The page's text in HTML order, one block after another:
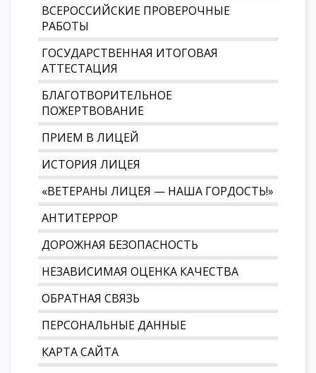
ВСЕРОССИЙСКИЕ ПРОВЕРОЧНЫЕ
РАБОТЫ
ГОСУДАРСТВЕННАЯ ИТОГОВАЯ
АТТЕСТАЦИЯ
БЛАГОТВОРИТЕЛЬНОЕ
ПОЖЕРТВОВАНИЕ
ПРИЕМ В ЛИЦЕЙ
ИСТОРИЯ ЛИЦЕЯ
«ВЕТЕРАНЫ ЛИЦЕЯ — НАША ГОРДОСТЬ!»
АНТИТЕРРОР
ДОРОЖНАЯ БЕЗОПАСНОСТЬ
НЕЗАВИСИМАЯ ОЦЕНКА КАЧЕСТВА
ОБРАТНАЯ СВЯЗЬ
ПЕРСОНАЛЬНЫЕ ДАННЫЕ
КАРТА САЙТА